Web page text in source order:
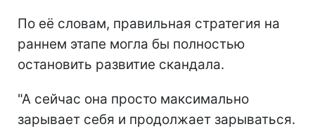
По её словам, правильная стратегия на
раннем этапе могла бы полностью
остановить развитие скандала.
"А сейчас она просто максимально
зарывает себя и продолжает зарываться.